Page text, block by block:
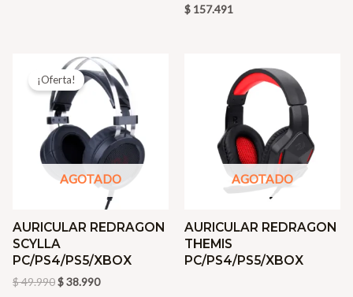
$ 157.491
AGOTADO
¡Oferta!
AURICULAR REDRAGON
SCYLLA
PC/PS4/PS5/XBOX
$49.990
precio
original
era:
$ 49.990.
$38.990
El
precio
actual
es:
$ 38.990.
AGOTADO
AURICULAR REDRAGON
THEMIS
PC/PS4/PS5/XBOX